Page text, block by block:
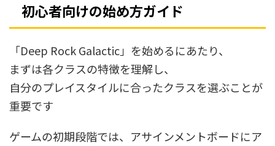
初心者向けの始め方ガイド
「Deep Rock Galactic」を始めるにあたり、
まずは各クラスの特徴を理解し、
自分のプレイスタイルに合ったクラスを選ぶことが
重要です
ゲームの初期段階では、アサインメントボードにア